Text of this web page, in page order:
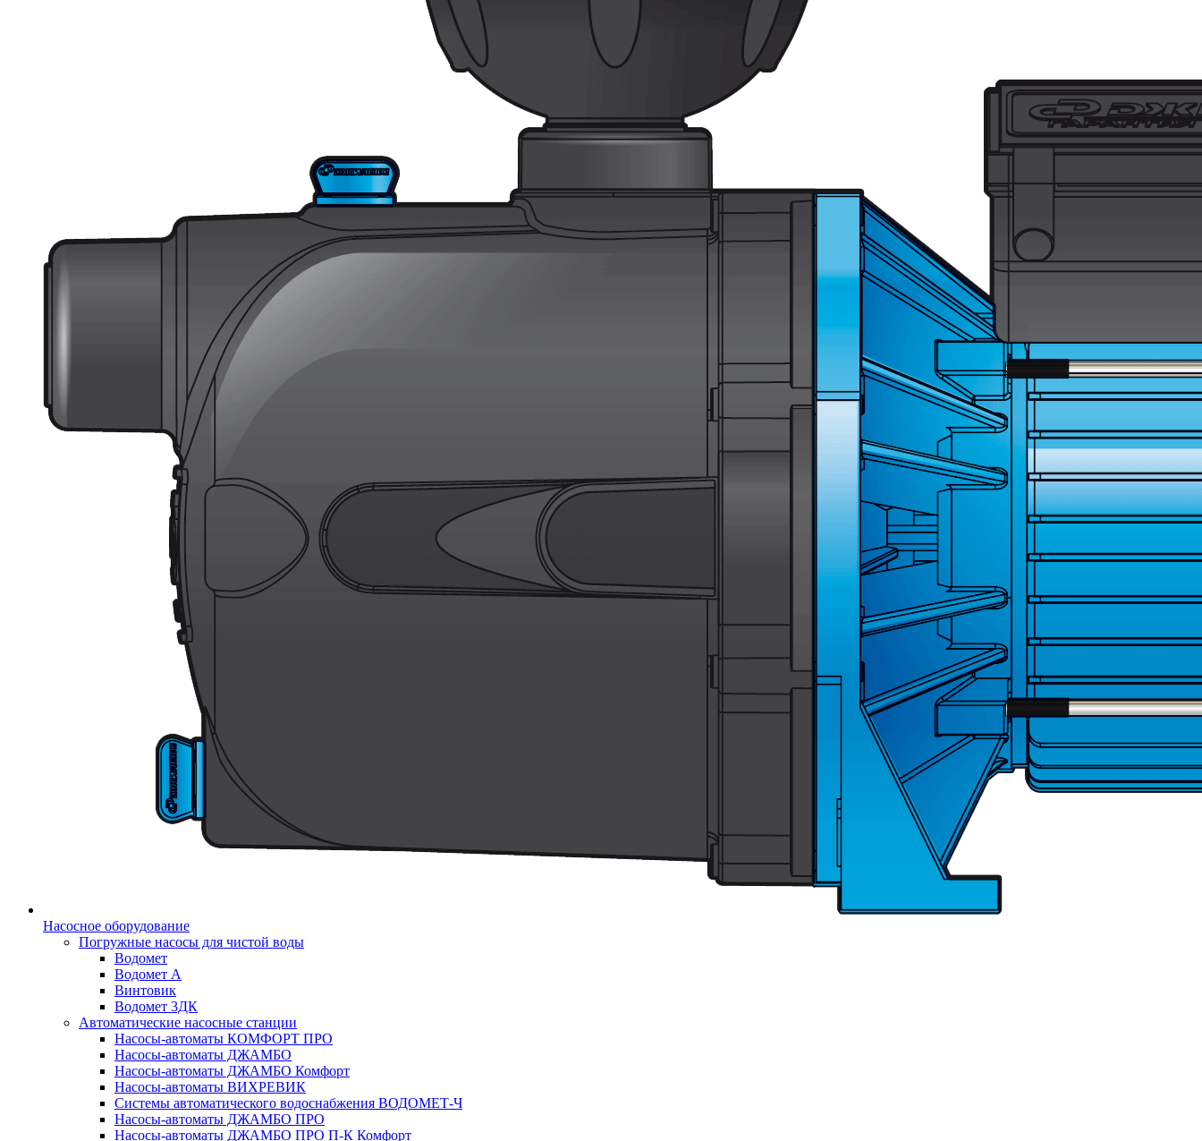
Насосное оборудование
Погружные насосы для чистой воды
Водомет
Водомет А
Винтовик
Водомет 3ДК
Автоматические насосные станции
Насосы-автоматы КОМФОРТ ПРО
Насосы-автоматы ДЖАМБО
Насосы-автоматы ДЖАМБО Комфорт
Насосы-автоматы ВИХРЕВИК
Системы автоматического водоснабжения ВОДОМЕТ-Ч
Насосы-автоматы ДЖАМБО ПРО
Насосы-автоматы ДЖАМБО ПРО П-К Комфорт